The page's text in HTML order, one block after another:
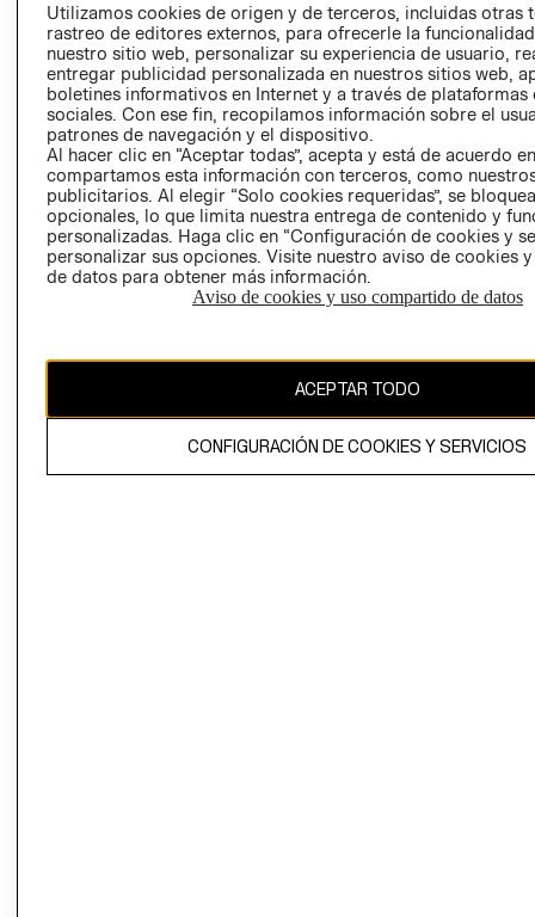
AVISO DE
PRIVACIDAD
GIFT CARD
AVISO DE
El contenido de esta página web está protegido por copyright y es
Utilizamos cookies de origen y de terceros, incluidas otras
rastreo de editores externos, para ofrecerle la
nuestro sitio web, personalizar su experiencia de usuario,
entregar publicidad personalizada en nuestros sitios web,
boletines informativos en Internet y a través de plataformas
sociales. Con ese fin, recopilamos información sobre el
patrones de navegación y el dispositivo.
Al hacer clic en “Aceptar todas”, acepta y está de acuerdo
compartamos esta información con terceros, como
publicitarios. Al elegir “Solo cookies requeridas”, se
opcionales, lo que limita nuestra entrega de contenido y
personalizadas. Haga clic en “Configuración de cookies y
personalizar sus opciones. Visite nuestro aviso de cookies
de datos para obtener más información.
Aviso de cookies y uso compartido de datos
ACEPTAR TODO
CONFIGURACIÓN DE COOKIES Y SERVICIOS